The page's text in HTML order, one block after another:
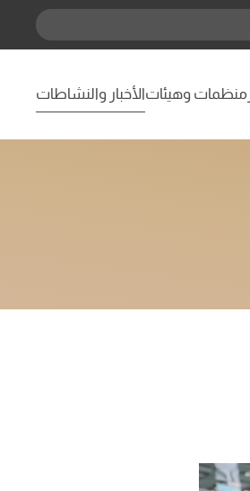
منظمات وهيئاتالأخبار والنشاطات